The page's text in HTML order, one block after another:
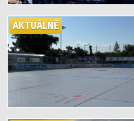
AKTUÁLNĚ